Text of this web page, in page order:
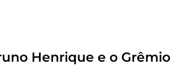
Henrique e o Grêmio